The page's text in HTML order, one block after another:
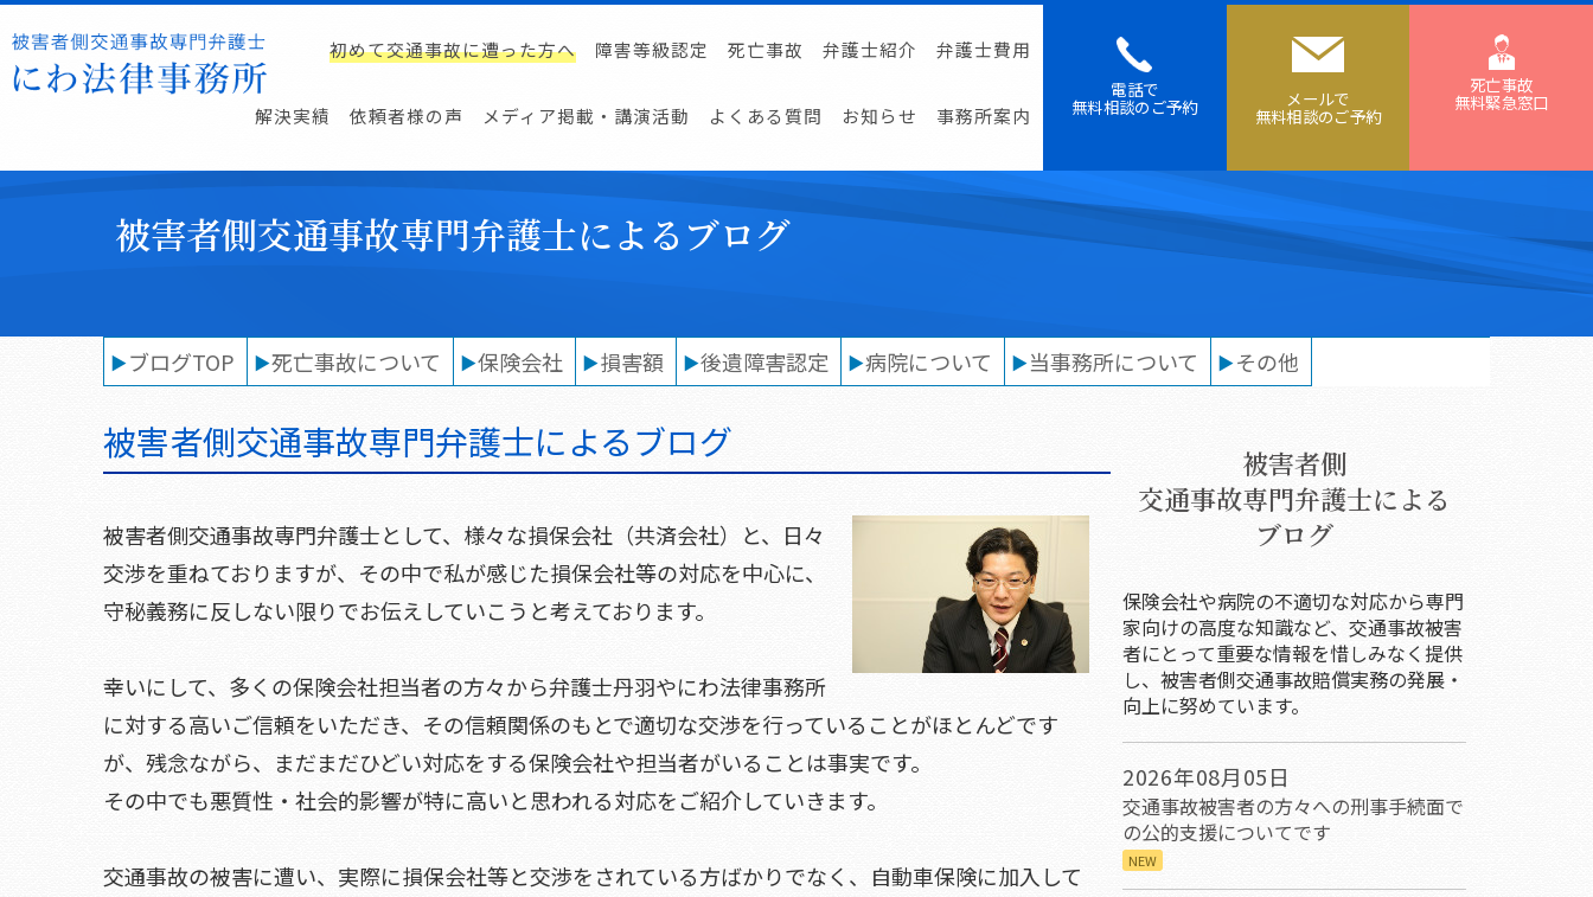
初めて交通事故に遭った方へ 障害等級認定 死亡事故 弁護士紹介 弁護士費用
解決実績 依頼者様の声 メディア掲載・講演活動 よくある質問 お知らせ 事務所案内
電話で
無料相談の ご予約 メールで
無料相談のご予約
死亡事故
無料緊急窓口
被害者側交通事故専門弁護士によるブログ
ブログTOP 死亡事故について 保険会社 損害額 後遺障害認定 病院について 当事務所について その他
被害者側交通事故専門弁護士によるブログ
被害者側交通事故専門弁護士として、様々な損保会社（共済会社）と、日々
交渉を重ねておりますが、その中で私が感じた損保会社等の対応を中心に、
守秘義務に反しない限りでお伝えしていこうと考えております。
幸いにして、多くの保険会社担当者の方々から弁護士丹羽やにわ法律事務所
に対する高いご信頼をいただき、その信頼関係のもとで適切な交渉を行っていることがほとんどです
が、残念ながら、まだまだひどい対応をする保険会社や担当者がいることは事実です。
その中でも悪質性・社会的影響が特に高いと思われる対応をご紹介していきます。
交通事故の被害に遭い、実際に損保会社等と交渉をされている方ばかりでなく、自動車保険に加入して
被害者側
交通事故専門弁護士による
ブログ
保険会社や病院の不適切な対応から専門
家向けの高度な知識など、交通事故被害
者にとって重要な情報を惜しみなく提供
し、被害者側交通事故賠償実務の発展・
向上に努めています。
2026年08月05日
交通事故被害者の方々への刑事手続面で
の公的支援についてです
NEW